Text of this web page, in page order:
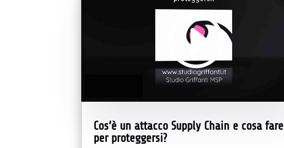
Cos’è un attacco Supply Chain e cosa fare
per proteggersi?